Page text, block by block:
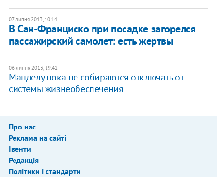
07 липня 2013, 10:14
В Сан-Франциско при посадке загорелся
пассажирский самолет: есть жертвы
06 липня 2013, 19:42
Манделу пока не собираются отключать от
системы жизнеобеспечения
Про нас
Реклама на сайті
Івенти
Редакція
Політики і стандарти